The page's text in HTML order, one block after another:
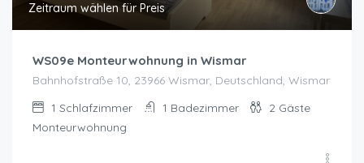
Zeitraum wählen für Preis
WS09e Monteurwohnung in Wismar
Bahnhofstraße 10, 23966 Wismar, Deutschland, Wismar
1 Schlafzimmer 1 Badezimmer 2 Gäste
Monteurwohnung